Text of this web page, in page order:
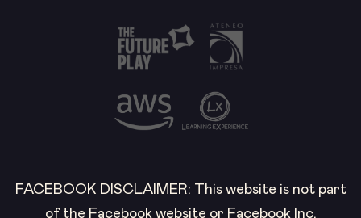
FACEBOOK DISCLAIMER: This website is not part
of the Facebook website or Facebook Inc.